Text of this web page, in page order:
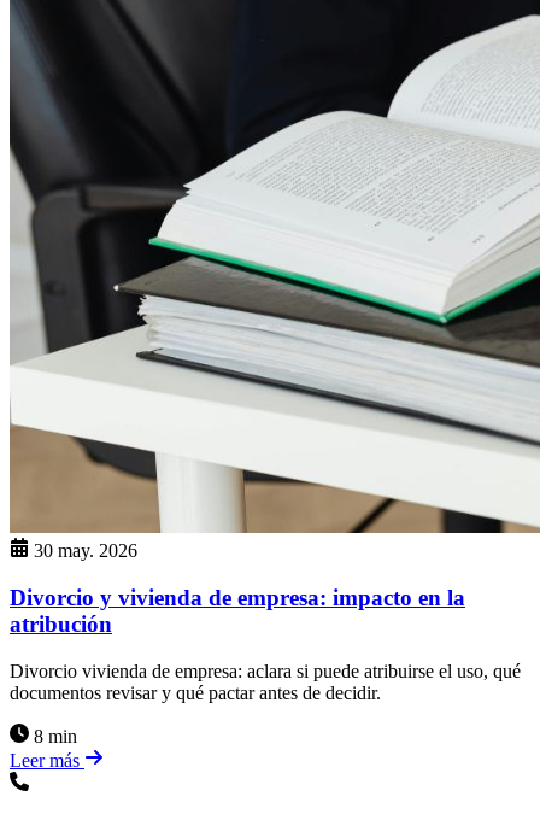
30 may. 2026
Divorcio y vivienda de empresa: impacto en la
atribución
Divorcio vivienda de empresa: aclara si puede atribuirse el uso, qué
documentos revisar y qué pactar antes de decidir.
8 min
Leer más